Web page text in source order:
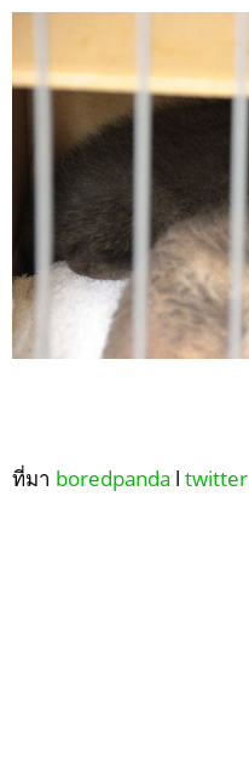
ที่มา boredpanda l twitter